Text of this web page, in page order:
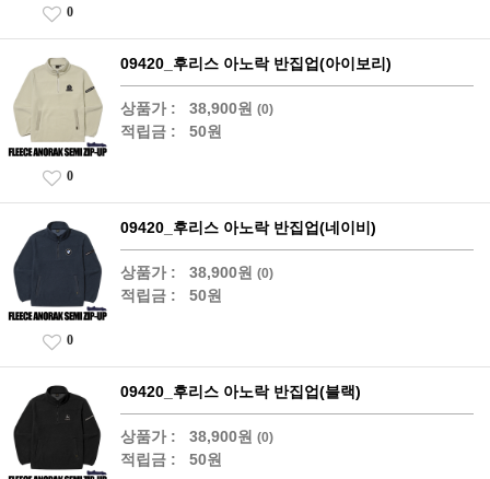
0
09420_후리스 아노락 반집업(아이보리)
상품가 : 38,900원 (0)
적립금 : 50원
0
09420_후리스 아노락 반집업(네이비)
상품가 : 38,900원 (0)
적립금 : 50원
0
09420_후리스 아노락 반집업(블랙)
상품가 : 38,900원 (0)
적립금 : 50원